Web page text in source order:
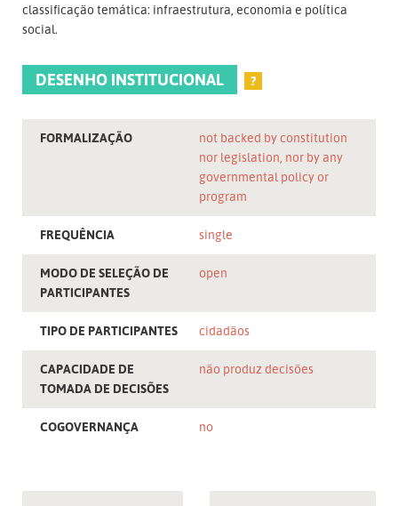
classificação temática: infraestrutura, economia e política
social.
DESENHO INSTITUCIONAL ?
FORMALIZAÇÃO
not backed by constitution
nor legislation, nor by any
governmental policy or
program
FREQUÊNCIA single
MODO DE SELEÇÃO DE
PARTICIPANTES
open
TIPO DE PARTICIPANTES cidadãos
CAPACIDADE DE
TOMADA DE DECISÕES
não produz decisões
COGOVERNANÇA no